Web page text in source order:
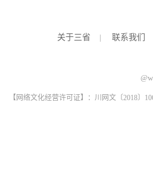
关于三省 | 联系我们
【网络文化经营许可证】：川网文〔2018